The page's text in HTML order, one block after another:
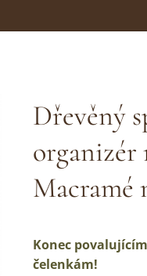
Dřevěný
organizér
Macramé
Konec
čelenkám!